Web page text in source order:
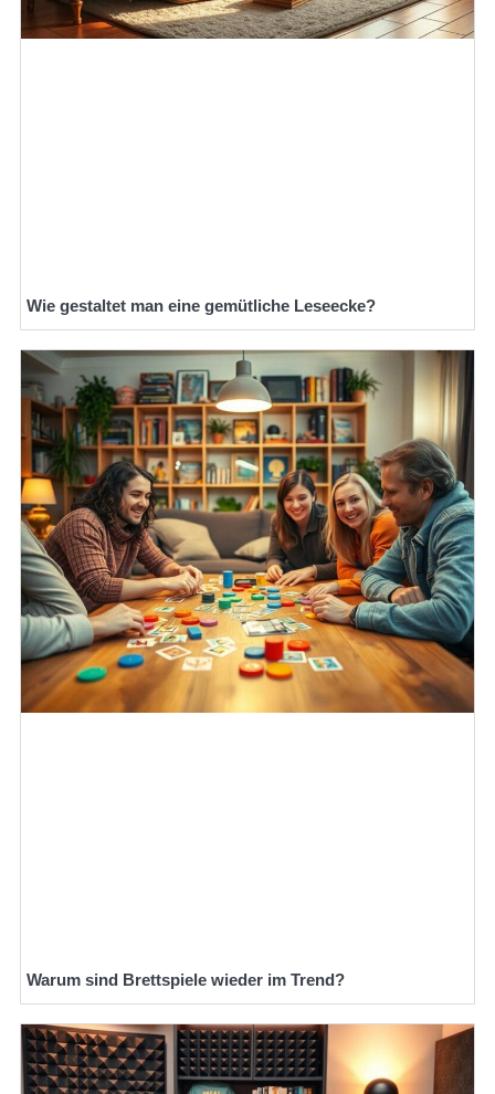
Wie gestaltet man eine gemütliche Leseecke?
Warum sind Brettspiele wieder im Trend?